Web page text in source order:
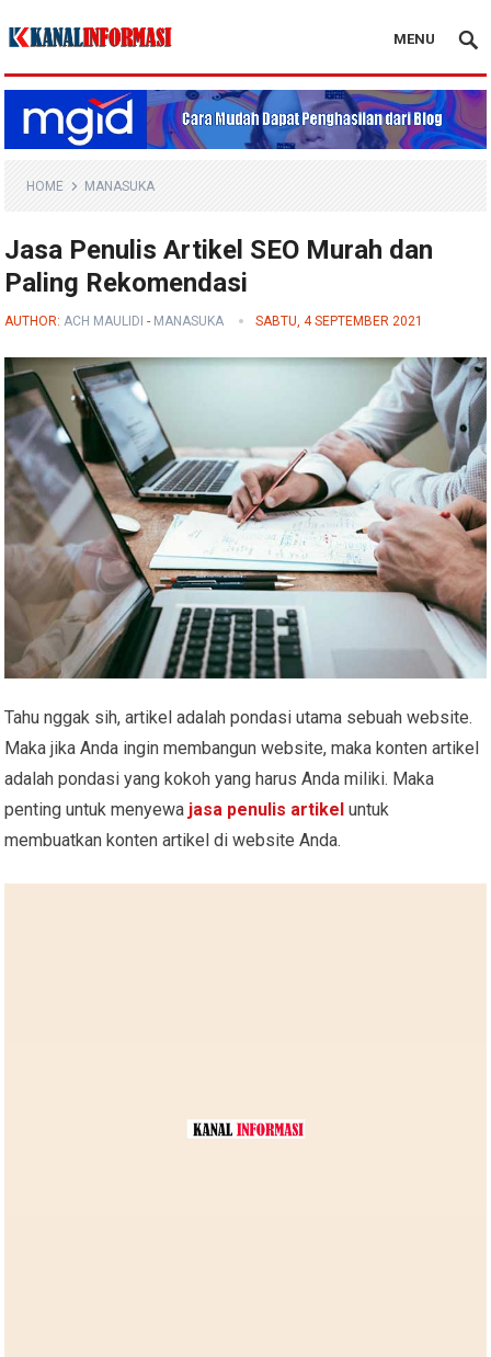
Blog Kanal Info
MENU
HOME MANASUKA
Jasa Penulis Artikel SEO Murah dan
Paling Rekomendasi
AUTHOR:ACH MAULIDI - MANASUKA SABTU, 4 SEPTEMBER 2021
Tahu nggak sih, artikel adalah pondasi utama sebuah website.
Maka jika Anda ingin membangun website, maka konten artikel
adalah pondasi yang kokoh yang harus Anda miliki. Maka
penting untuk menyewa jasa penulis artikel untuk
membuatkan konten artikel di website Anda.